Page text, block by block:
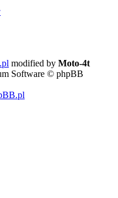
modified by Moto-4t
Software © phpBB